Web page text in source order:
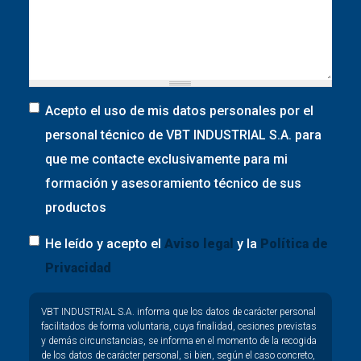
Acepto el uso de mis datos personales por el
personal técnico de VBT INDUSTRIAL S.A. para
que me contacte exclusivamente para mi
formación y asesoramiento técnico de sus
productos
He leído y acepto el Aviso legal y la Política de
Privacidad
Privacy
VBT INDUSTRIAL S.A. informa que los datos de carácter personal
facilitados de forma voluntaria, cuya finalidad, cesiones previstas
y demás circunstancias, se informa en el momento de la recogida
de los datos de carácter personal, si bien, según el caso concreto,